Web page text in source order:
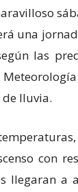
una
las
lluvia.
con
llegaran a